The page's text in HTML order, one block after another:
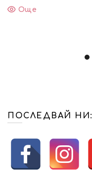
Още
ПОСЛЕДВАЙ НИ: